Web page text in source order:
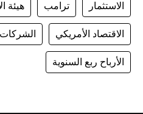
الاستثمار ترامب هيئة
الاقتصاد الأمريكي الشركات
الأرباح ربع السنوية